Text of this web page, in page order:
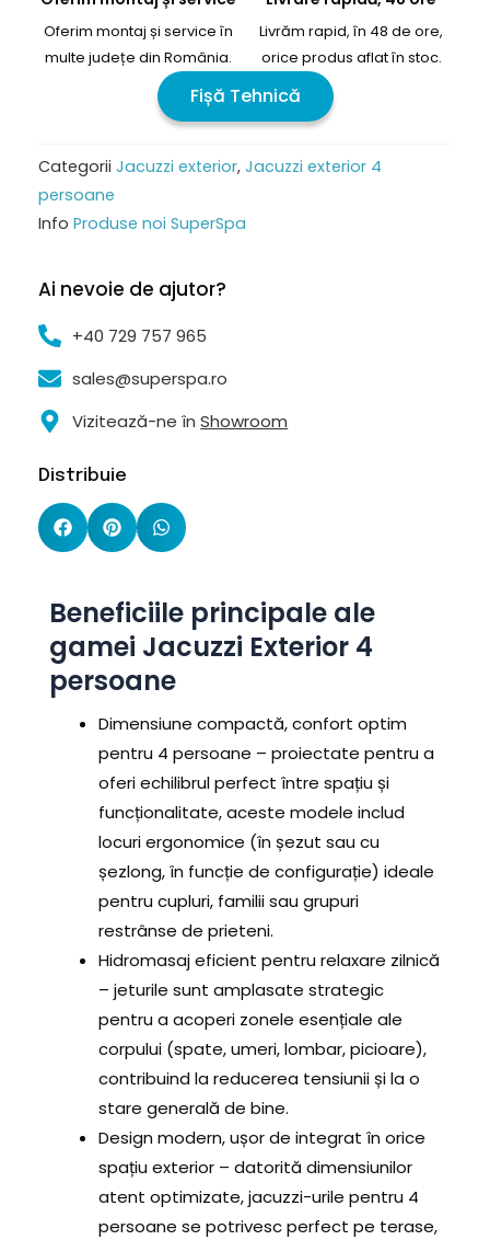
Oferim montaj și service în
multe județe din România.
Livrăm rapid, în 48 de ore,
orice produs aflat în stoc.
Fișă Tehnică
Categorii Jacuzzi exterior, Jacuzzi exterior 4
persoane
Info Produse noi SuperSpa
Ai nevoie de ajutor?
+40 729 757 965
sales@superspa.ro
Vizitează-ne înShowroom
Distribuie
Beneficiile principale ale
gamei Jacuzzi Exterior 4
persoane
Dimensiune compactă, confort optim
pentru 4 persoane – proiectate pentru a
oferi echilibrul perfect între spațiu și
funcționalitate, aceste modele includ
locuri ergonomice (în șezut sau cu
șezlong, în funcție de configurație) ideale
pentru cupluri, familii sau grupuri
restrânse de prieteni.
Hidromasaj eficient pentru relaxare zilnică
– jeturile sunt amplasate strategic
pentru a acoperi zonele esențiale ale
corpului (spate, umeri, lombar, picioare),
contribuind la reducerea tensiunii și la o
stare generală de bine.
Design modern, ușor de integrat în orice
spațiu exterior – datorită dimensiunilor
atent optimizate, jacuzzi-urile pentru 4
persoane se potrivesc perfect pe terase,